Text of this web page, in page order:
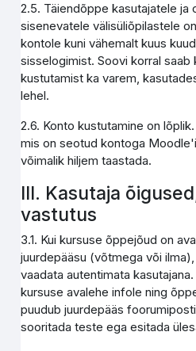
2.5. Täiendõppe kasutajatele
sisenevatele välisüliõpilastele
kontole kuni vähemalt kuus
sisselogimist. Soovi korral saab
kustutamist ka varem,
lehel.
2.6. Konto kustutamine on
mis on seotud kontoga
võimalik hiljem taastada.
III. Kasutaja
vastutus
3.1. Kui kursuse õppejõud on
juurdepääsu (võtmega või
vaadata autentimata
kursuse avalehe infole ning
puudub juurdepääs
sooritada teste ega esitada